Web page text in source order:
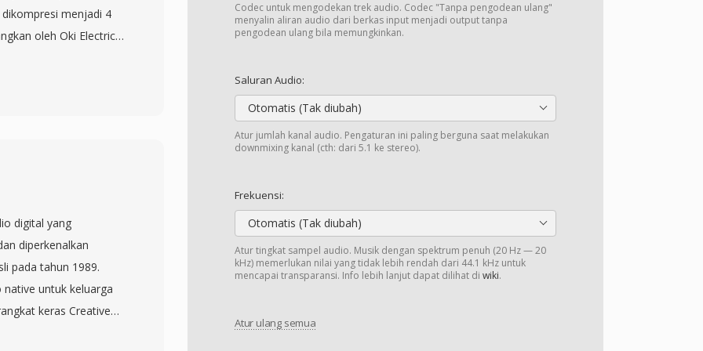
Codec untuk mengodekan trek audio. Codec "Tanpa pengodean ulang"
menyalin aliran audio dari berkas input menjadi output tanpa
pengodean ulang bila memungkinkan.
Saluran Audio:
Otomatis (Tak diubah)
Atur jumlah kanal audio. Pengaturan ini paling berguna saat melakukan
downmixing kanal (cth: dari 5.1 ke stereo).
Frekuensi:
Otomatis (Tak diubah)
Atur tingkat sampel audio. Musik dengan spektrum penuh (20 Hz — 20
kHz) memerlukan nilai yang tidak lebih rendah dari 44.1 kHz untuk
mencapai transparansi. Info lebih lanjut dapat dilihat di wiki.
Atur ulang semua
menjadi 4
oleh Oki Electric
pada kartu
dahulu — trade-off
efisiensi
8 kHz hanya
untuk sistem yang
sesuai dengan
di seluruh
Meskipun pusat
digital yang
diperkenalkan
pada tahun 1989.
untuk keluarga
keras Creative
setiap file terdiri